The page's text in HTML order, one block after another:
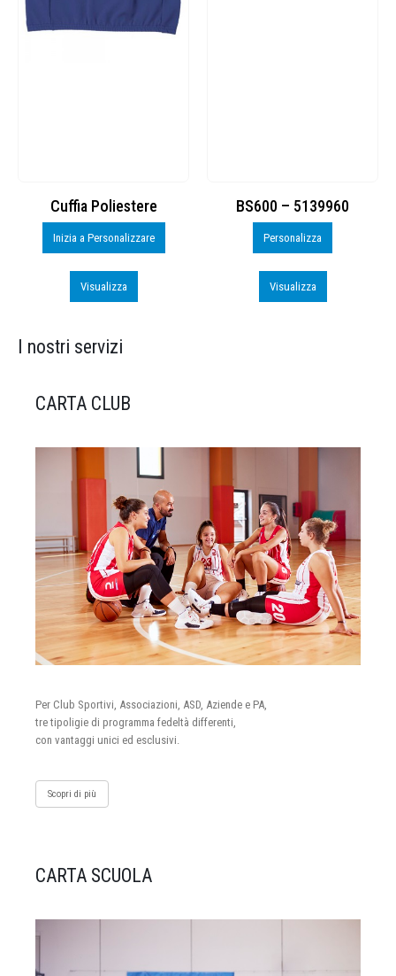
Cuffia Poliestere
Inizia a Personalizzare
Visualizza
BS600 – 5139960
Personalizza
Visualizza
I nostri servizi
CARTA CLUB
Per Club Sportivi, Associazioni, ASD, Aziende e PA,
tre tipoligie di programma fedeltà differenti,
con vantaggi unici ed esclusivi.
Scopri di più
CARTA SCUOLA